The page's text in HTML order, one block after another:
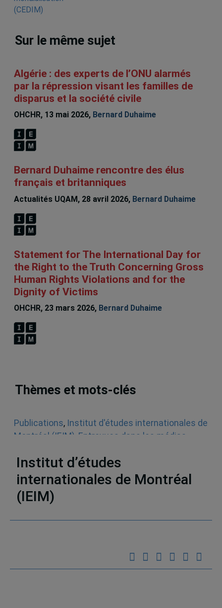
Sur le même sujet
Algérie : des experts de l’ONU alarmés
par la répression visant les familles de
disparus et la société civile
OHCHR, 13 mai 2026, Bernard Duhaime
Bernard Duhaime rencontre des élus
français et britanniques
Actualités UQAM, 28 avril 2026, Bernard Duhaime
Statement for The International Day for
the Right to the Truth Concerning Gross
Human Rights Violations and for the
Dignity of Victims
OHCHR, 23 mars 2026, Bernard Duhaime
Thèmes et mots-clés
Publications, Institut d'études internationales de
Montréal (IEIM) Entrevues dans les médias
Institut d’études
internationales de Montréal
(IEIM)